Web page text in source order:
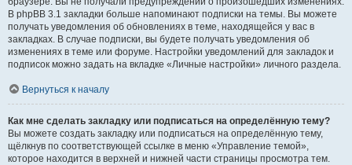
В phpBB 3.1 закладки больше напоминают подписки на темы. Вы можете
получать уведомления об обновлениях в теме, находящейся у вас в
закладках. В случае подписки, вы будете получать уведомления об
изменениях в теме или форуме. Настройки уведомлений для закладок и
подписок можно задать на вкладке «Личные настройки» личного раздела.
Вернуться к началу
Как мне сделать закладку или подписаться на определённую тему?
Вы можете создать закладку или подписаться на определённую тему,
щёлкнув по соответствующей ссылке в меню «Управление темой»,
которое находится в верхней и нижней части страницы просмотра тем.